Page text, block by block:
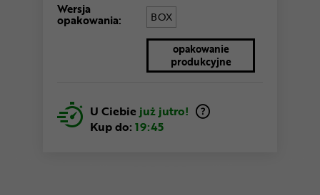
Wersja
opakowania: BOX
opakowanie
produkcyjne
U Ciebie już jutro!
Kup do: 19:45